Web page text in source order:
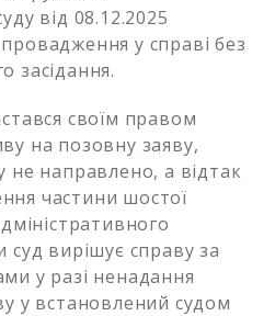
від 08.12.2025
у справі без
засідання.
своїм правом
на позовну заяву,
не направлено, а відтак
частини шостої
суд вирішує справу за
у разі ненадання
у встановлений судом